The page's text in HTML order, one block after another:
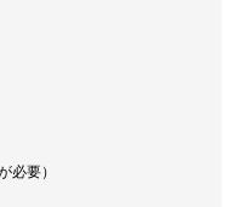
必要）